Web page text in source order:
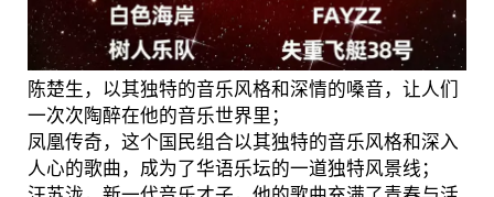
陈楚生，以其独特的音乐风格和深情的嗓音，让人们
一次次陶醉在他的音乐世界里；
凤凰传奇，这个国民组合以其独特的音乐风格和深入
人心的歌曲，成为了华语乐坛的一道独特风景线；